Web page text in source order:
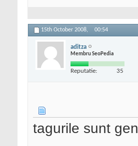
15th October 2008, 00:54
aditza
Membru SeoPedia
Reputatie: 35
tagurile sunt